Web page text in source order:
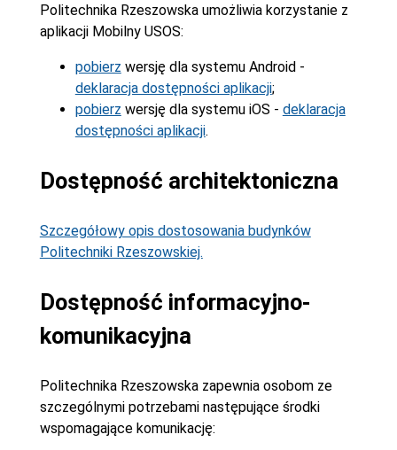
Politechnika Rzeszowska umożliwia korzystanie z
aplikacji Mobilny USOS:
pobierz wersję dla systemu Android -
deklaracja dostępności aplikacji;
pobierz wersję dla systemu iOS - deklaracja
dostępności aplikacji.
Dostępność architektoniczna
Szczegółowy opis dostosowania budynków
Politechniki Rzeszowskiej.
Dostępność informacyjno-
komunikacyjna
Politechnika Rzeszowska zapewnia osobom ze
szczególnymi potrzebami następujące środki
wspomagające komunikację: